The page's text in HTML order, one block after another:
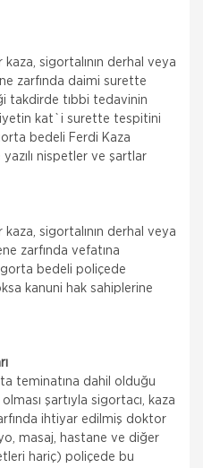
sigortalının derhal veya
zarfında daimi surette
takdirde tıbbi tedavinin
kat`i surette tespitini
bedeli Ferdi Kaza
nispetler ve şartlar
sigortalının derhal veya
zarfında vefatına
bedeli poliçede
kanuni hak sahiplerine
teminatına dahil olduğu
şartıyla sigortacı, kaza
ihtiyar edilmiş doktor
masaj, hastane ve diğer
hariç) poliçede bu